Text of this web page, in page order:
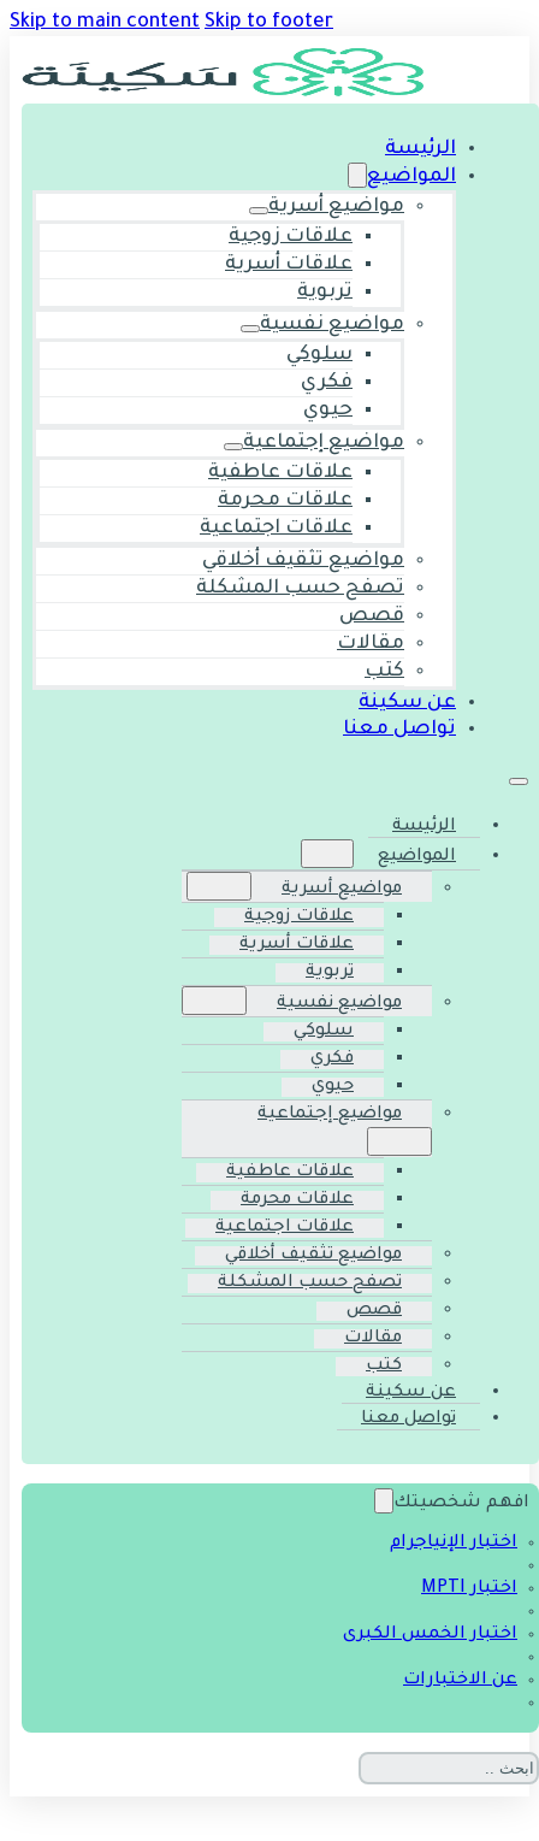
Skip to main content Skip to footer
الرئيسة
المواضيع
مواضيع أسرية
علاقات زوجية
علاقات أسرية
تربوية
مواضيع نفسية
سلوكي
فكري
حيوي
مواضيع إجتماعية
علاقات عاطفية
علاقات محرمة
علاقات اجتماعية
مواضيع تثقيف أخلاقي
تصفح حسب المشكلة
قصص
مقالات
كتب
عن سكينة
تواصل معنا
الرئيسة
المواضيع
مواضيع أسرية
علاقات زوجية
علاقات أسرية
تربوية
مواضيع نفسية
سلوكي
فكري
حيوي
مواضيع إجتماعية
علاقات عاطفية
علاقات محرمة
علاقات اجتماعية
مواضيع تثقيف أخلاقي
تصفح حسب المشكلة
قصص
مقالات
كتب
عن سكينة
تواصل معنا
افهم شخصيتك
اختبار الإنياجرام
اختبار MPTI
اختبار الخمس الكبرى
عن الاختبارات